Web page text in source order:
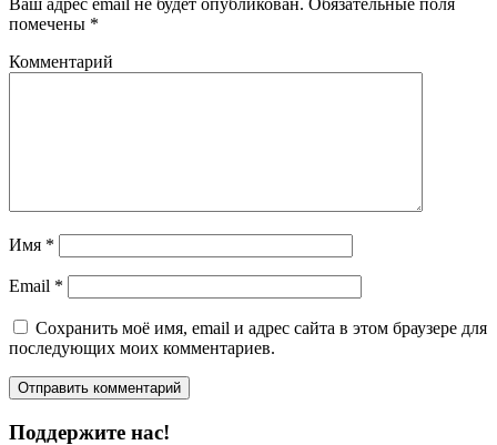
Ваш адрес email не будет опубликован. Обязательные поля
помечены *
Комментарий
Имя *
Email *
Сохранить моё имя, email и адрес сайта в этом браузере для
последующих моих комментариев.
Поддержите нас!